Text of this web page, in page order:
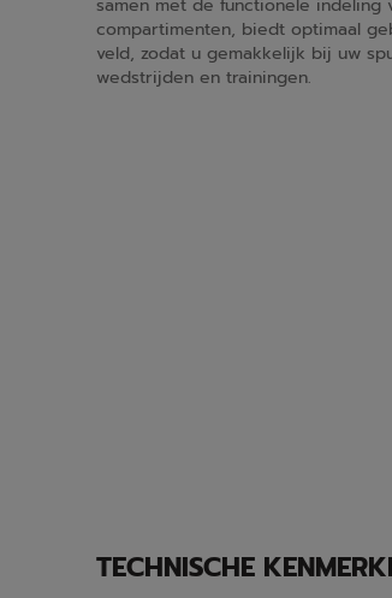
samen met de functionele indeling
compartimenten, biedt optimaal
veld, zodat u gemakkelijk bij uw
wedstrijden en trainingen.
TECHNISCHE